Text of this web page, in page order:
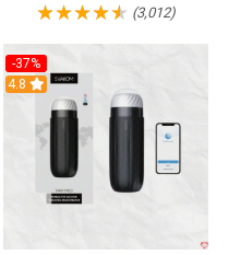
(3,012)
-37%
4.8